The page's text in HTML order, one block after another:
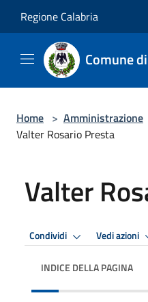
Regione Calabria
Comune
Home > Amministrazione
Valter Rosario Presta
Valter
Condividi Vedi azioni
INDICE DELLA PAGINA